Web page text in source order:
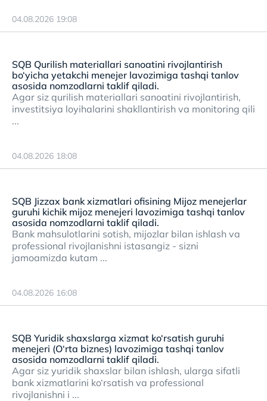
04.08.2026 19:08
SQB Qurilish materiallari sanoatini rivojlantirish
bo‘yicha yetakchi menejer lavozimiga tashqi tanlov
asosida nomzodlarni taklif qiladi.
Agar siz qurilish materiallari sanoatini rivojlantirish,
investitsiya loyihalarini shakllantirish va monitoring qili
...
04.08.2026 18:08
SQB Jizzax bank xizmatlari ofisining Mijoz menejerlar
guruhi kichik mijoz menejeri lavozimiga tashqi tanlov
asosida nomzodlarni taklif qiladi.
Bank mahsulotlarini sotish, mijozlar bilan ishlash va
professional rivojlanishni istasangiz - sizni
jamoamizda kutam ...
04.08.2026 16:08
SQB Yuridik shaxslarga xizmat ko‘rsatish guruhi
menejeri (O‘rta biznes) lavozimiga tashqi tanlov
asosida nomzodlarni taklif qiladi.
Agar siz yuridik shaxslar bilan ishlash, ularga sifatli
bank xizmatlarini ko‘rsatish va professional
rivojlanishni i ...